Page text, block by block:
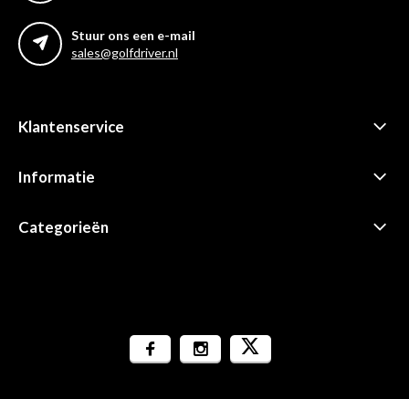
Stuur ons een e-mail
sales@golfdriver.nl
Klantenservice
Informatie
Categorieën